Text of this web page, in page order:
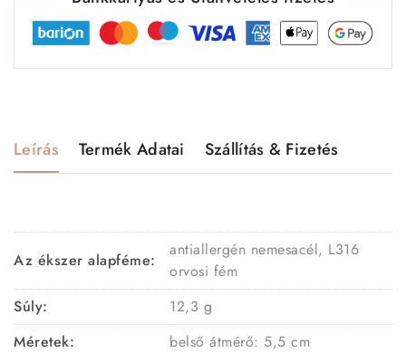
Leírás Termék Adatai Szállítás & Fizetés
Az ékszer alapféme:
antiallergén nemesacél, L316
orvosi fém
Súly:
12,3 g
Méretek:
belső átmérő: 5,5 cm